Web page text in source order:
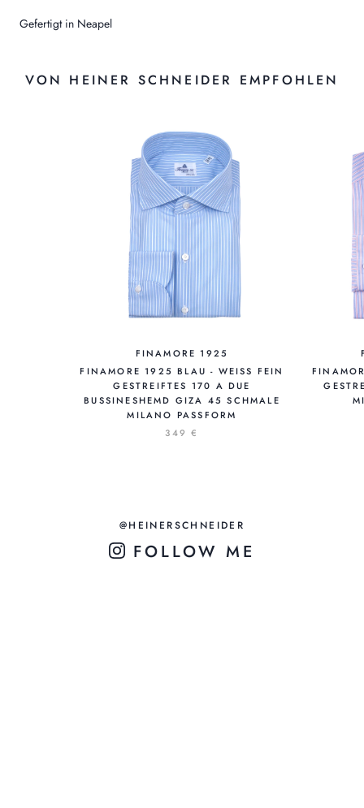
Gefertigt in Neapel
VON HEINER SCHNEIDER EMPFOHLEN
FINAMORE 1925
FINAMORE 1925 BLAU - WEISS FEIN
GESTREIFTES 170 A DUE
BUSSINESHEMD GIZA 45 SCHMALE
MILANO PASSFORM
349 €
@HEINERSCHNEIDER
FOLLOW ME